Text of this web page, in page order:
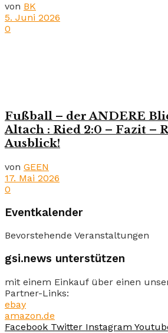
von BK
5. Juni 2026
0
Fußball – der ANDERE
Altach : Ried 2:0 – Fazit –
Ausblick!
von GEEN
17. Mai 2026
0
Eventkalender
Bevorstehende Veranstaltungen
gsi.news unterstützen
mit einem Einkauf über einen
Partner-Links:
ebay
amazon.de
Facebook Twitter Instagram